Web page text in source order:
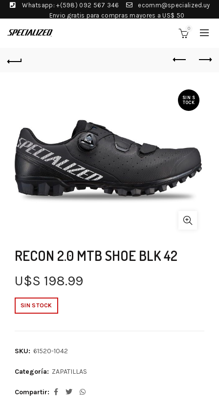
Whatsapp: +(598) 092 567 346
ecomm@specialized.uy
Envio gratis para compras mayores a US$ 50
0
SIN S
TOCK
RECON 2.0 MTB SHOE BLK 42
U$S 198.99
SIN STOCK
SKU: 61520-1042
Categoría: ZAPATILLAS
Compartir